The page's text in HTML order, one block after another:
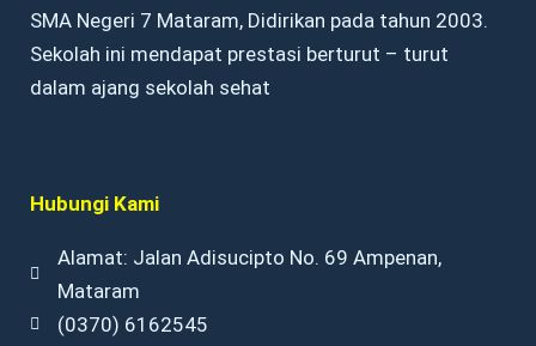
SMA Negeri 7 Mataram, Didirikan pada tahun 2003.
Sekolah ini mendapat prestasi berturut – turut
dalam ajang sekolah sehat
Hubungi Kami
Alamat: Jalan Adisucipto No. 69 Ampenan,
Mataram
(0370) 6162545